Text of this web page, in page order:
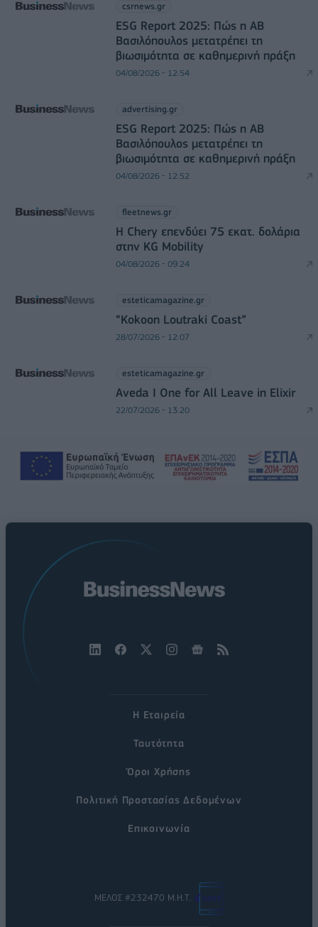
csrnews.gr
ESG Report 2025: Πώς η ΑΒ
Βασιλόπουλος μετατρέπει τη
βιωσιμότητα σε καθημερινή πράξη
04/08/2026 - 12:54
advertising.gr
ESG Report 2025: Πώς η ΑΒ
Βασιλόπουλος μετατρέπει τη
βιωσιμότητα σε καθημερινή πράξη
04/08/2026 - 12:52
fleetnews.gr
Η Chery επενδύει 75 εκατ. δολάρια
στην KG Mobility
04/08/2026 - 09:24
esteticamagazine.gr
“Kokoon Loutraki Coast”
28/07/2026 - 12:07
esteticamagazine.gr
Aveda I One for All Leave in Elixir
22/07/2026 - 13:20
Η Εταιρεία
Ταυτότητα
Όροι Χρήσης
Πολιτική Προστασίας Δεδομένων
Επικοινωνία
ΜΕΛΟΣ #232470 Μ.Η.Τ.